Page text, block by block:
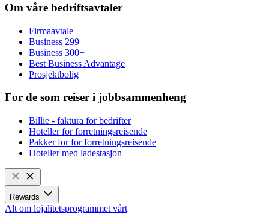
Om våre bedriftsavtaler
Firmaavtale
Business 299
Business 300+
Best Business Advantage
Prosjektbolig
For de som reiser i jobbsammenheng
Billie - faktura for bedrifter
Hoteller for forretningsreisende
Pakker for for forretningsreisende
Hoteller med ladestasjon
Rewards
Alt om lojalitetsprogrammet vårt